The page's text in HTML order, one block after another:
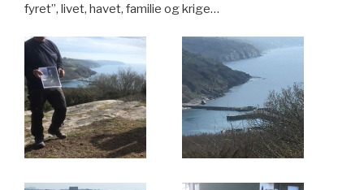
fyret”, livet, havet, familie og krige…